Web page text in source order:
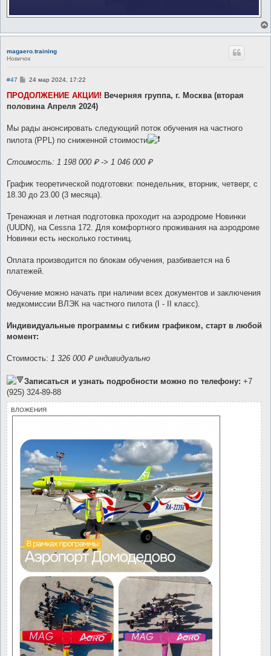
magaero.training
Новичок
#47
С
о
б
щ
и
24 мар 2024, 17:22
ПРОДОЛЖЕНИЕ АКЦИИ! Вечерняя группа, г. Москва (вторая
половина Апреля 2024)
Мы рады анонсировать следующий поток обучения на частного
пилота (PPL) по сниженной стоимости
Стоимость: 1 198 000 ₽ -> 1 046 000 ₽
График теоретической подготовки: понедельник, вторник, четверг, с
18.30 до 23.00 (3 месяца).
Тренажная и летная подготовка проходит на аэродроме Новинки
(UUDN), на Cessna 172. Для комфортного проживания на аэродроме
Новинки есть несколько гостиниц.
Оплата производится по блокам обучения, разбивается на 6
платежей.
Обучение можно начать при наличии всех документов и заключения
медкомиссии ВЛЭК на частного пилота (I - II класс).
Индивидуальные программы с гибким графиком, старт в любой
момент:
Стоимость: 1 326 000 ₽ индивидуально
Записаться и узнать подробности можно по телефону: +7
(925) 324-89-88
ВЛОЖЕНИЯ